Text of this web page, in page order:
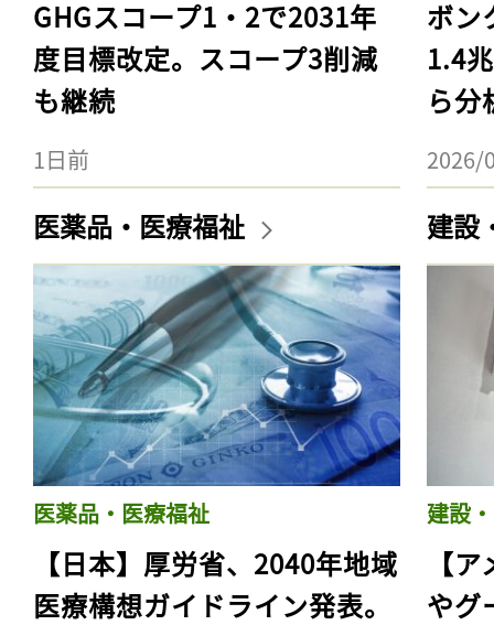
GHGスコープ1・2で2031年
度目標改定。スコープ3削減
も継続
1日前
ボン
1.4
ら分
2026/
医薬品・医療福祉
医薬品・医療福祉
【日本】厚労省、2040年地域
医療構想ガイドライン発表。
建設
建設
【
やグ